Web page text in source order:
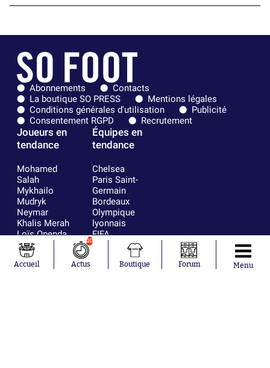
Abonnements
Contacts
La boutique SO PRESS
Mentions légales
Conditions générales d'utilisation
Publicité
Consentement RGPD
Recrutement
Joueurs en
tendance
Mohamed
Salah
Mykhailo
Mudryk
Neymar
Khalis Merah
Loïs Openda
Moussa
Niakhaté
Nicolás
Équipes en
tendance
Chelsea
Paris Saint-
Germain
Bordeaux
Olympique
lyonnais
FIFA
Real Madrid
RC Strasbourg
AC Milan
Accueil
10
Actus Boutique Forum Menu